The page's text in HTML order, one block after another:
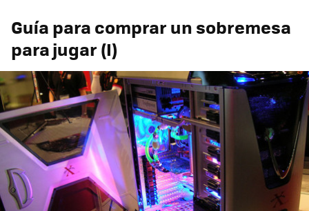
Guía para comprar un sobremesa
para jugar (I)